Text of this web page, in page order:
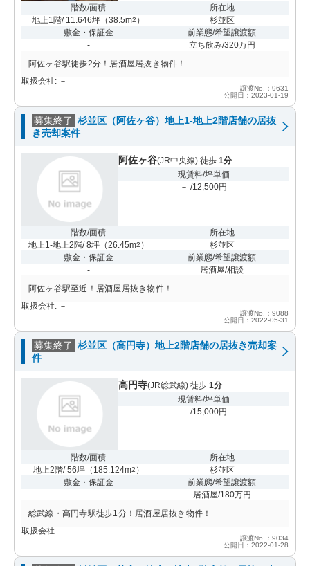
階数/面積
地上1階/ 11.646坪 （38.5m2 ）
所在地
杉並区
敷金・保証金
-
前業態/希望譲渡額
立ち飲み/320万円
阿佐ヶ谷駅徒歩2分！居酒屋居抜き物件！
取扱会社: －
譲渡No.：9631
公開日：2023-01-19
募集終了 杉並区（阿佐ヶ谷）地上1-地上2階店舗の居抜
き売却案件
阿佐ヶ谷(JR中央線) 徒歩 1分
現賃料/坪単価
－ /12,500円
階数/面積
地上1-地上2階/ 8坪（26.45m2 ）
所在地
杉並区
敷金・保証金
-
前業態/希望譲渡額
居酒屋/相談
阿佐ヶ谷駅至近！居酒屋居抜き物件！
取扱会社: －
譲渡No.：9088
公開日：2022-05-31
募集終了 杉並区（高円寺）地上2階店舗の居抜き売却案
件
高円寺(JR総武線) 徒歩 1分
現賃料/坪単価
－ /15,000円
階数/面積
地上2階/ 56坪（ 185.124m2 ）
所在地
杉並区
敷金・保証金
-
前業態/希望譲渡額
居酒屋/180万円
総武線・高円寺駅徒歩1分！居酒屋居抜き物件！
取扱会社: －
譲渡No.：9034
公開日：2022-01-28